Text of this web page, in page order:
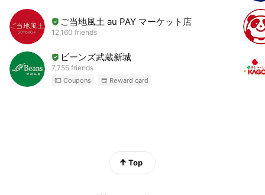
ご当地風土 au PAY マーケット店
12,160 friends
ビーンズ武蔵新城
7,755 friends
Coupons Reward card
Top